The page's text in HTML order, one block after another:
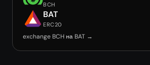
BCH
BAT
ERC20
exchange BCH на BAT →